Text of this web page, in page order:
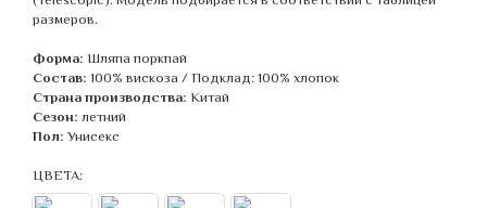
размеров.
Форма: Шляпа поркпай
Состав: 100% вискоза / Подклад: 100% хлопок
Страна производства: Китай
Сезон: летний
Пол: Унисекс
ЦВЕТА: